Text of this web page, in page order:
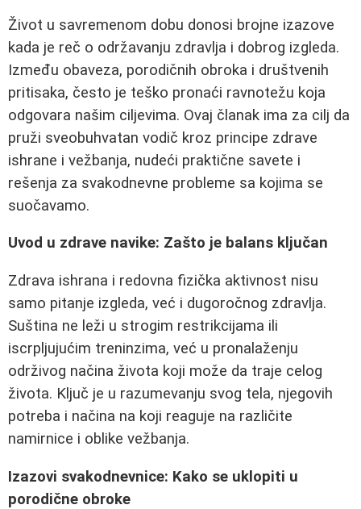
Život u savremenom dobu donosi brojne izazove
kada je reč o održavanju zdravlja i dobrog izgleda.
Između obaveza, porodičnih obroka i društvenih
pritisaka, često je teško pronaći ravnotežu koja
odgovara našim ciljevima. Ovaj članak ima za cilj da
pruži sveobuhvatan vodič kroz principe zdrave
ishrane i vežbanja, nudeći praktične savete i
rešenja za svakodnevne probleme sa kojima se
suočavamo.
Uvod u zdrave navike: Zašto je balans ključan
Zdrava ishrana i redovna fizička aktivnost nisu
samo pitanje izgleda, već i dugoročnog zdravlja.
Suština ne leži u strogim restrikcijama ili
iscrpljujućim treninzima, već u pronalaženju
održivog načina života koji može da traje celog
života. Ključ je u razumevanju svog tela, njegovih
potreba i načina na koji reaguje na različite
namirnice i oblike vežbanja.
Izazovi svakodnevnice: Kako se uklopiti u
porodične obroke